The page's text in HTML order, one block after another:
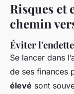
Risques et
chemin
Éviter
Se lancer dans
de ses finances
élevé sont